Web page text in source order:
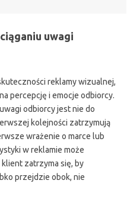
uwagi
reklamy wizualnej,
percepcję i emocje odbiorcy.
odbiorcy jest nie do
kolejności zatrzymują
wrażenie o marce lub
w reklamie może
zatrzyma się, by
przejdzie obok, nie